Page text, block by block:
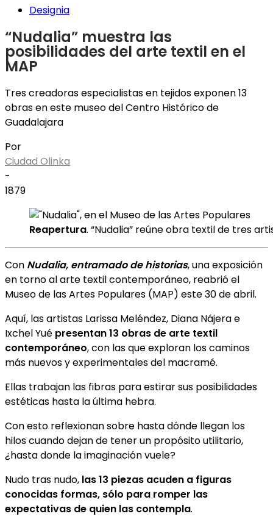
Designia
“Nudalia” muestra las
posibilidades del arte textil en el
MAP
Tres creadoras especialistas en tejidos exponen 13
obras en este museo del Centro Histórico de
Guadalajara
Por
Ciudad Olinka
-
1879
Reapertura. “Nudalia” reúne obra textil de tres
Con Nudalia, entramado de historias, una exposición
en torno al arte textil contemporáneo, reabrió el
Museo de las Artes Populares (MAP) este 30 de abril.
Aquí, las artistas Larissa Meléndez, Diana Nájera e
Ixchel Yué presentan 13 obras de arte textil
contemporáneo, con las que exploran los caminos
más nuevos y experimentales del macramé.
Ellas trabajan las fibras para estirar sus posibilidades
estéticas hasta la última hebra.
Con esto reflexionan sobre hasta dónde llegan los
hilos cuando dejan de tener un propósito utilitario,
¿hasta donde la imaginación vuele?
Nudo tras nudo, las 13 piezas acuden a figuras
conocidas formas, sólo para romper las
expectativas de quien las contempla.